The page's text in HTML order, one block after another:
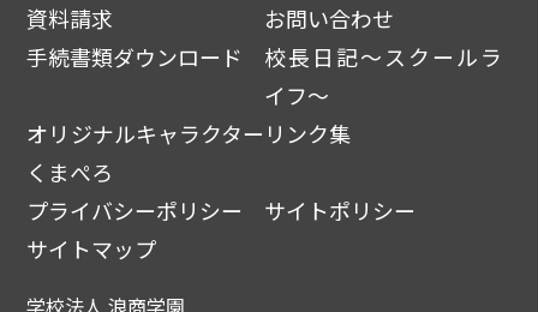
資料請求
お問い合わせ
手続書類ダウンロード
校長日記～スクールラ
イフ～
オリジナルキャラクター
くまぺろ
リンク集
プライバシーポリシー
サイトポリシー
サイトマップ
学校法人 浪商学園